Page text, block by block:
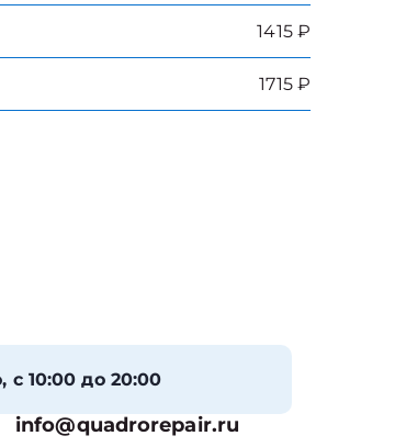
1415 ₽
1715 ₽
с 10:00 до 20:00
info@quadrorepair.ru